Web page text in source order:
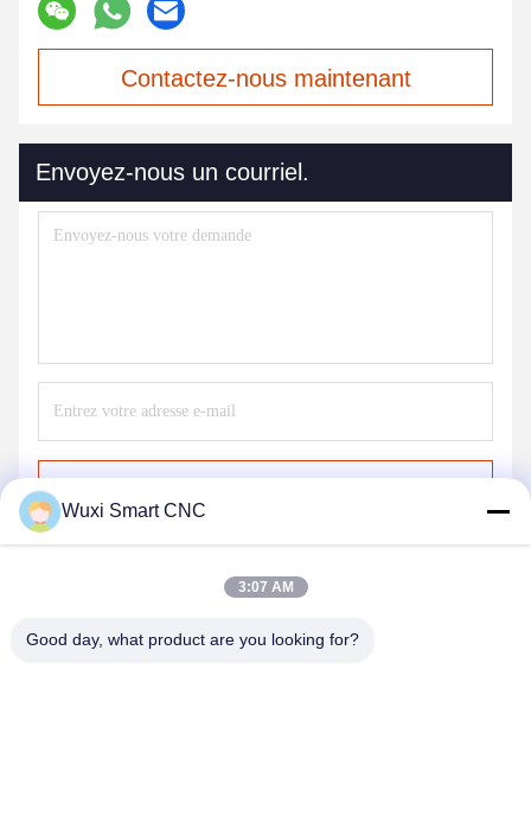
Contactez-nous maintenant
Envoyez-nous un courriel.
Wuxi Smart CNC
3:07 AM
Good day, what product are you looking for?